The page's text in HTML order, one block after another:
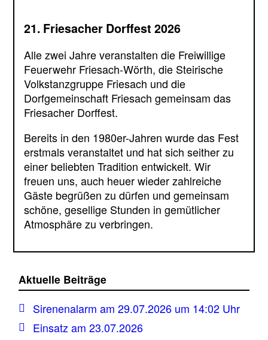
21. Friesacher Dorffest 2026
Alle zwei Jahre veranstalten die Freiwillige
Feuerwehr Friesach-Wörth, die Steirische
Volkstanzgruppe Friesach und die
Dorfgemeinschaft Friesach gemeinsam das
Friesacher Dorffest.
Bereits in den 1980er-Jahren wurde das Fest
erstmals veranstaltet und hat sich seither zu
einer beliebten Tradition entwickelt. Wir
freuen uns, auch heuer wieder zahlreiche
Gäste begrüßen zu dürfen und gemeinsam
schöne, gesellige Stunden in gemütlicher
Atmosphäre zu verbringen.
Aktuelle Beiträge
Sirenenalarm am 29.07.2026 um 14:02 Uhr
Einsatz am 23.07.2026